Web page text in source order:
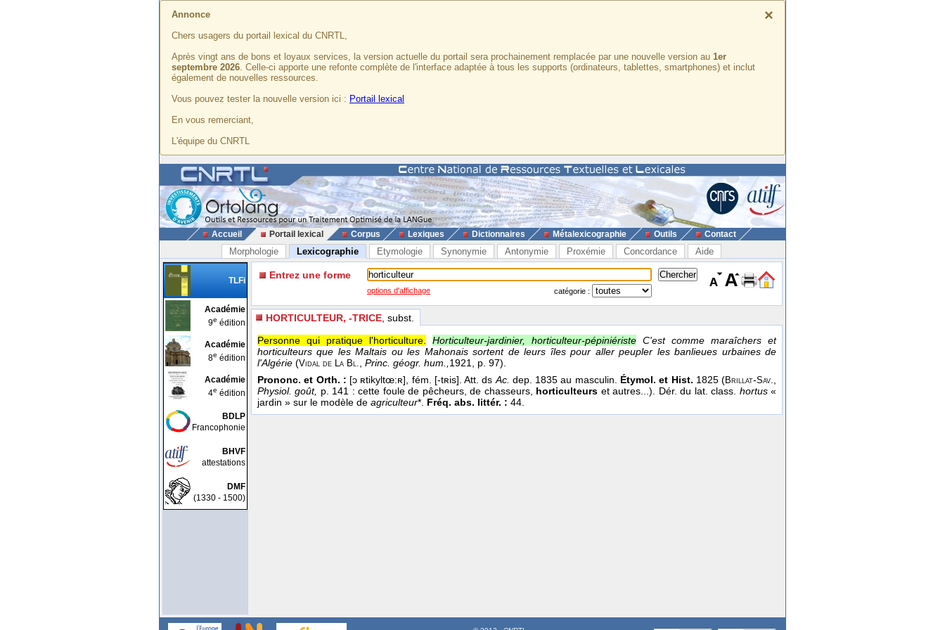
×
Annonce
Chers usagers du portail lexical du CNRTL,
Après vingt ans de bons et loyaux services, la version actuelle du portail sera prochainement remplacée par une nouvelle version au 1er
septembre 2026. Celle-ci apporte une refonte complète de l'interface adaptée à tous les supports (ordinateurs, tablettes, smartphones) et inclut
également de nouvelles ressources.
Vous pouvez tester la nouvelle version ici : Portail lexical
En vous remerciant,
L'équipe du CNRTL
Accueil Portail lexical Corpus Lexiques Dictionnaires Métalexicographie Outils Contact
Morphologie Lexicographie Etymologie Synonymie Antonymie Proxémie Concordance Aide
TLFi
Académie
9e édition
Académie
8e édition
Académie
4e édition
BDLP
Francophonie
BHVF
attestations
DMF
(1330 - 1500)
Entrez une forme
options d'affichage catégorie :
HORTICULTEUR, -TRICE , subst.
Personne qui pratique l'horticulture. Horticulteur-jardinier, horticulteur-pépiniériste C'est comme maraîchers et
horticulteurs que les Maltais ou les Mahonais sortent de leurs îles pour aller peupler les banlieues urbaines de
l'Algérie (Vidal de La Bl., Princ. géogr. hum.,1921, p. 97).
Prononc. et Orth. : [ɔ ʀtikyltœ:ʀ], fém. [-tʀis]. Att. dsAc. dep. 1835 au masculin. Étymol. et Hist. 1825 (Brillat-Sav.,
Physiol. goût, p. 141 : cette foule de pêcheurs, de chasseurs, horticulteurs et autres...). Dér. du lat. class. hortus«
jardin » sur le modèle de agriculteur*. Fréq. abs. littér. : 44.